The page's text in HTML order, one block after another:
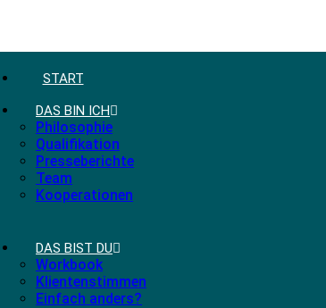
START
DAS BIN ICH
Philosophie
Qualifikation
Presseberichte
Team
Kooperationen
DAS BIST DU
Workbook
Klientenstimmen
Einfach anders?